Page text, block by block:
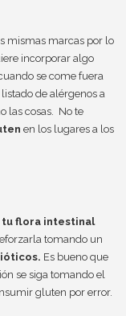
mismas marcas por lo
incorporar algo
se come fuera
de alérgenos a
las cosas. No te
en los lugares a los
flora intestinal
tomando un
Es bueno que
se siga tomando el
gluten por error.